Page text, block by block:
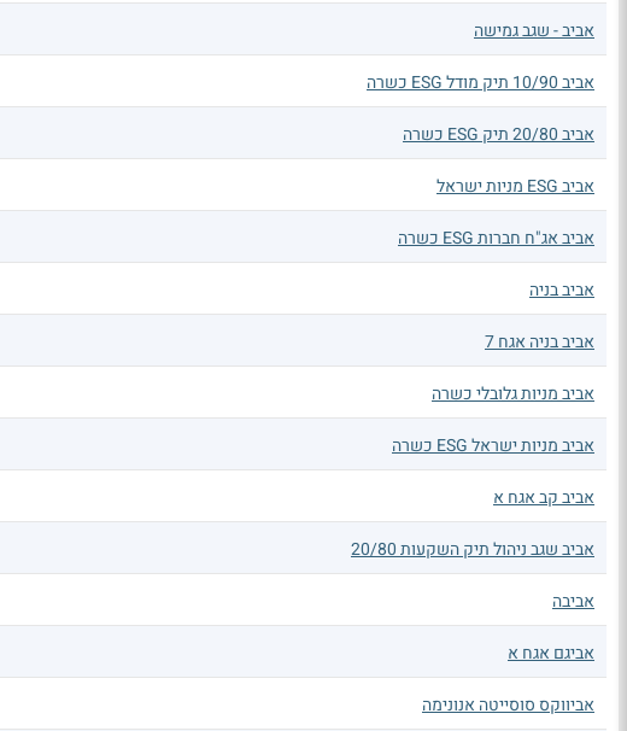
אביב - שגב גמישה
אביב 10/90 תיק מודל ESG כשרה
אביב 20/80 תיק ESG כשרה
אביב ESG מניות ישראל
אביב אג"ח חברות ESG כשרה
אביב בניה
אביב בניה אגח 7
אביב מניות גלובלי כשרה
אביב מניות ישראל ESG כשרה
אביב קב אגח א
אביב שגב ניהול תיק השקעות 20/80
אביבה
אביגם אגח א
אביווקס סוסייטה אנונימה